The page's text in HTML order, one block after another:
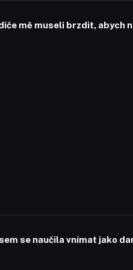
mě museli brzdit, abych
se naučila vnímat jako